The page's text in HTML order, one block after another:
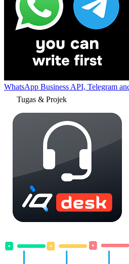
WhatsApp Business API, Telegram
Tugas & Projek